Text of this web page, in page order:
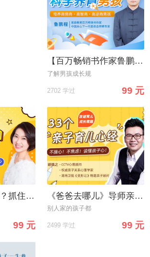
【百万畅销书作家鲁鹏程】教你不吼不叫，科学养育男孩
了解男孩成长规
2702 学过 99 元
孩子专注力不够？抓住黄金纠正期，18堂课轻松打造孩子超强专注力，收获好成绩！
99 元
《爸爸去哪儿》导师亲授：33个育儿心经，当不操心/不焦虑/读懂孩子心的好爸妈
别人家的孩子都
2499 学过 99 元